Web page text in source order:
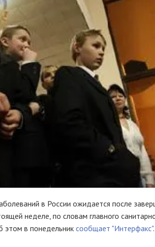
в России ожидается после
неделе, по словам главного
этом в понедельник сообщает "Интерфакс".